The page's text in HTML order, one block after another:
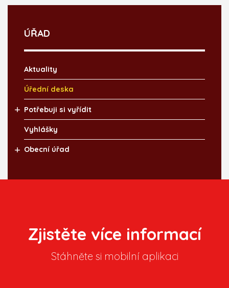
ÚŘAD
Aktuality
Úřední deska
Potřebuji si vyřídit
Vyhlášky
Obecní úřad
Zjistěte více informací
Stáhněte si mobilní aplikaci